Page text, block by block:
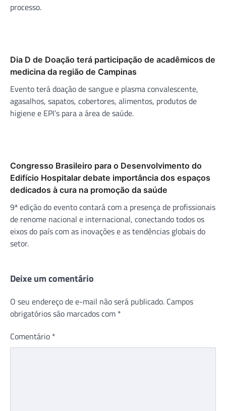
processo.
Dia D de Doação terá participação de acadêmicos de
medicina da região de Campinas
Evento terá doação de sangue e plasma convalescente,
agasalhos, sapatos, cobertores, alimentos, produtos de
higiene e EPI’s para a área de saúde.
Congresso Brasileiro para o Desenvolvimento do
Edifício Hospitalar debate importância dos espaços
dedicados à cura na promoção da saúde
9ª edição do evento contará com a presença de profissionais
de renome nacional e internacional, conectando todos os
eixos do país com as inovações e as tendências globais do
setor.
Deixe um comentário
O seu endereço de e-mail não será publicado. Campos
obrigatórios são marcados com *
Comentário *